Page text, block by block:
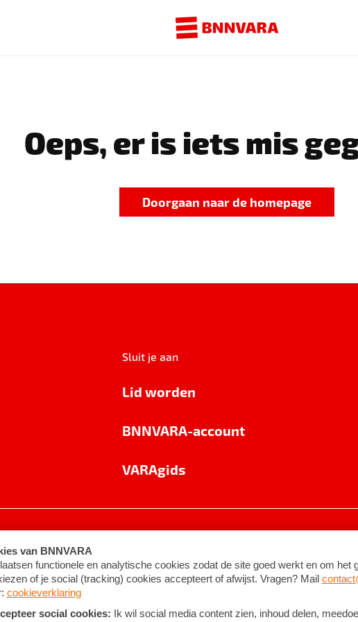
Oeps, er is iets mis
Doorgaan naar de homepage
Sluit je aan
Lid worden
BNNVARA-account
VARAgids
Algemene voorwaarden ©2026BNNVARA